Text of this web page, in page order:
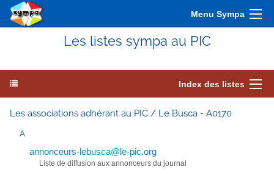
Menu Sympa
Les listes sympa au PIC
Index des listes
Les associations adhérant au PIC / Le Busca - A0170
A
annonceurs-lebusca@le-pic.org
Liste de diffusion aux annonceurs du journal